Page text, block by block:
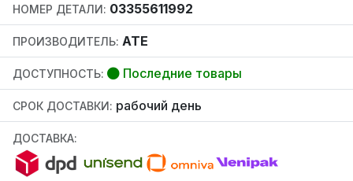
НОМЕР ДЕТАЛИ: 03355611992
ПРОИЗВОДИТЕЛЬ: ATE
ДОСТУПНОСТЬ: Последние товары
СРОК ДОСТАВКИ: рабочий день
ДОСТАВКА: